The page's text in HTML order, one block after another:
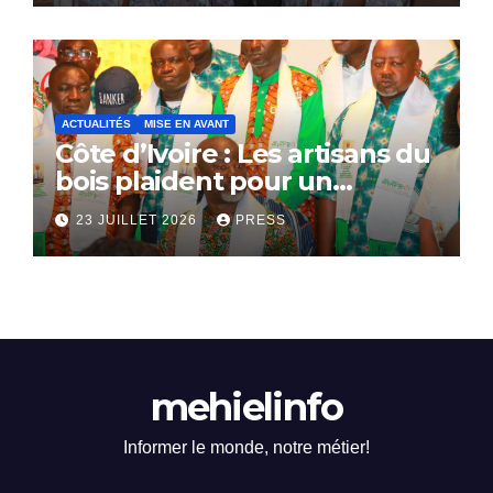
ACTUALITÉS MISE EN AVANT
Côte d’Ivoire : Les artisans du
bois plaident pour un
dialogue national
23 JUILLET 2026 PRESS
mehielinfo
Informer le monde, notre métier!